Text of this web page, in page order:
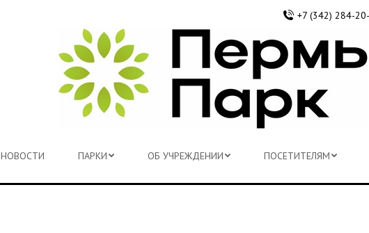
+7 (342) 284-
НОВОСТИ ПАРКИ ОБ УЧРЕЖДЕНИИ ПОСЕТИТЕЛЯМ
ПАРКИ ОБ УЧРЕЖДЕНИИ